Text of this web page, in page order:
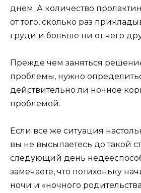
днем. А количество
от того, сколько раз
груди и больше ни от чего
Прежде чем заняться
проблемы, нужно
действительно ли ночное
проблемой.
Если все же ситуация
вы не высыпаетесь до такой
следующий день
замечаете, что потихоньку
ночи и «ночного